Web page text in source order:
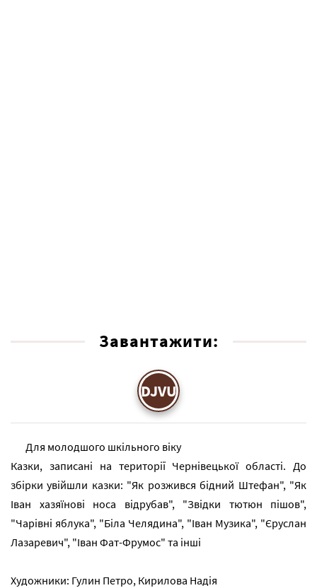
Завантажити:
DJVU
Для молодшого шкільного віку
Казки, записані на території Чернівецької області. До
збірки увійшли казки: "Як розжився бідний Штефан", "Як
Іван хазяїнові носа відрубав", "Звідки тютюн пішов",
"Чарівні яблука", "Біла Челядина", "Іван Музика", "Єруслан
Лазаревич", "Іван Фат-Фрумос" та інші
Художники: Гулин Петро, Кирилова Надія